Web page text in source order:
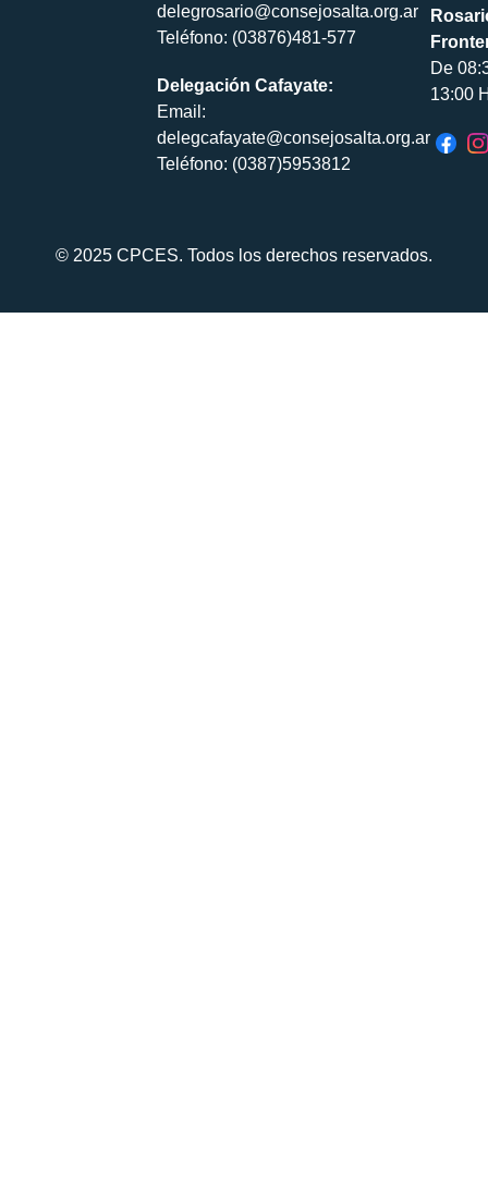
delegrosario@consejosalta.org.ar
Teléfono: (03876)481-577
Delegación Cafayate:
Email:
delegcafayate@consejosalta.org.ar
Teléfono: (0387)5953812
De
13:00
© 2025 CPCES. Todos los derechos reservados.